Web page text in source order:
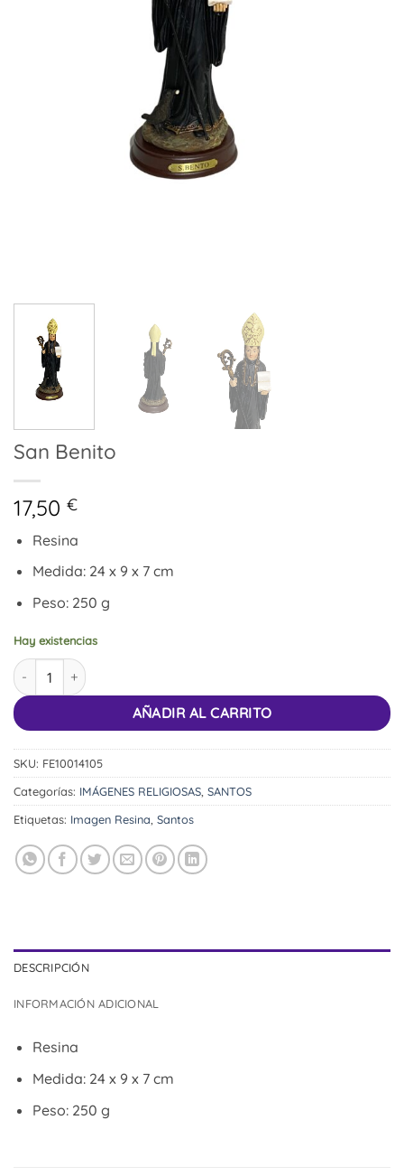
San Benito
17,50 €
Resina
Medida: 24 x 9 x 7 cm
Peso: 250 g
Hay existencias
San Benito cantidad
AÑADIR AL CARRITO
SKU: FE10014105
Categorías: IMÁGENES RELIGIOSAS, SANTOS
Etiquetas: Imagen Resina, Santos
DESCRIPCIÓN
INFORMACIÓN ADICIONAL
Resina
Medida: 24 x 9 x 7 cm
Peso: 250 g